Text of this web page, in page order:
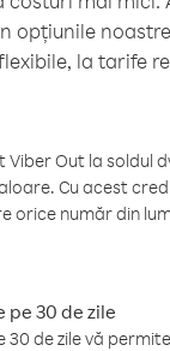
opțiunile
la tarife
Out la soldul
Cu acest
orice număr din
pe 30 de zile
30 de zile vă